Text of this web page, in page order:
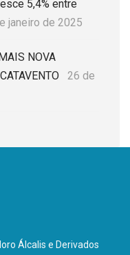
5,4% entre
janeiro de 2025
NOVA
26 de
Álcalis e Derivados